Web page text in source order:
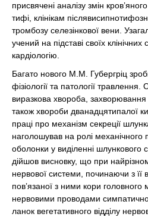
присвячені аналізу змін
тифі, клінікам
тромбозу селезінкової вени.
учений на підставі своїх
кардіологію.
Багато нового М.М. Губергріц
фізіології та патології
виразкова хвороба, захворювання
також хвороби дванадцятипалої
праці про механізм секреції
наголошував на ролі механічного
оболонки у виділенні
дійшов висновку, що при
нервової системи, починаючи з її
пов’язаної з ними кори головного
нервовими проводами
ланок вегетативного відділу